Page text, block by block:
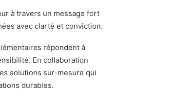
à travers un message fort
avec clarté et conviction.
répondent à
En collaboration
solutions sur-mesure qui
durables.